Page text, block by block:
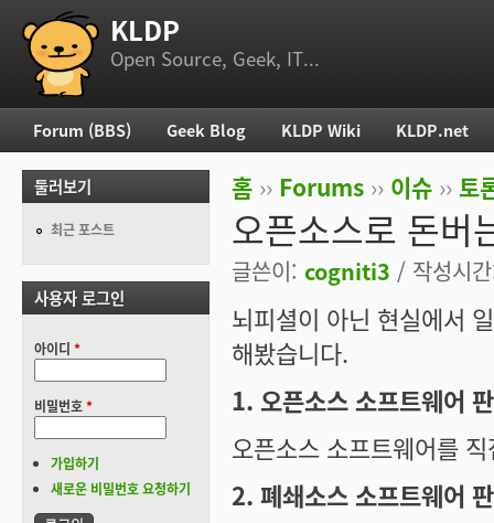
부 메뉴 KLDP
Open Source, Geek, IT...
현재 위치
홈 ›› Forums ›› 이슈 ›› 토
오픈소스로 돈버
글쓴이: cogniti3 / 작성시
뇌피셜이 아닌 현실에서
해봤습니다.
1. 오픈소스 소프트웨어
오픈소스 소프트웨어를
2. 폐쇄소스 소프트웨어
주 메뉴
Forum (BBS) Geek Blog KLDP Wiki KLDP.net
둘러보기
최근 포스트
사용자 로그인
아이디 *
비밀번호*
가입하기
새로운 비밀번호 요청하기